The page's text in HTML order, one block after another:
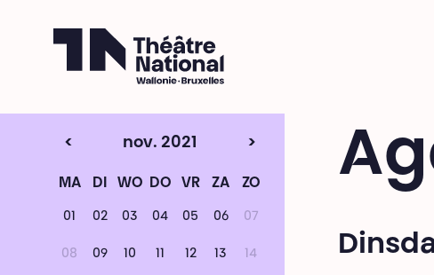
< nov. 2021 >
MA DI WO DO VR ZA ZO
01 02 03 04 05 06 07
08 09 10 11 12 13 14